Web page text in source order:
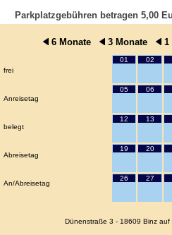
Parkplatzgebühren betragen 5,00
6 Monate 3 Monate 1
frei
Anreisetag
belegt
Abreisetag
An/Abreisetag
01 02
05 06
12 13
19 20
26 27
Dünenstraße 3 - 18609 Binz